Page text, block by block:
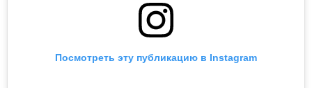
Посмотреть эту публикацию в Instagram